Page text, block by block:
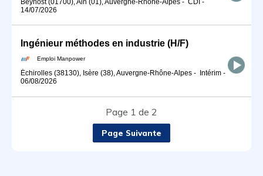
14/07/2026
Ingénieur méthodes en industrie (H/F)
Emploi Manpower
Échirolles (38130), Isère (38), Auvergne-Rhône-Alpes - Intérim -
06/08/2026
Page 1 de 2
Page Suivante